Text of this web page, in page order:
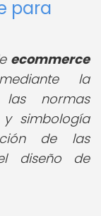
para
ecommerce
la
las normas
simbología
de las
diseño de